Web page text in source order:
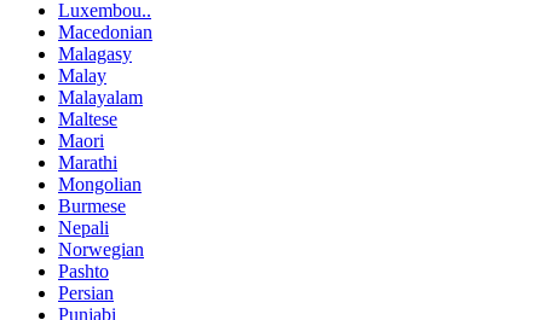
Luxembou..
Macedonian
Malagasy
Malay
Malayalam
Maltese
Maori
Marathi
Mongolian
Burmese
Nepali
Norwegian
Pashto
Persian
Punjabi